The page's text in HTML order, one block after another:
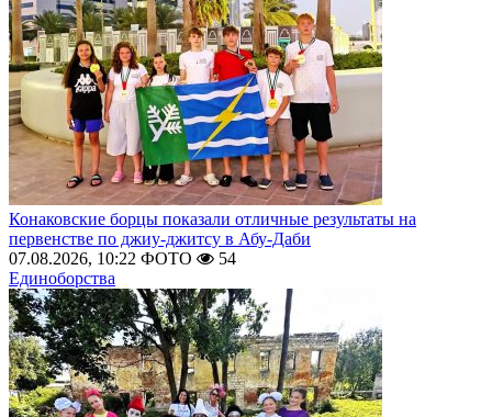
Конаковские борцы показали отличные результаты на
первенстве по джиу-джитсу в Абу-Даби
07.08.2026, 10:22 ФОТО
54
Единоборства